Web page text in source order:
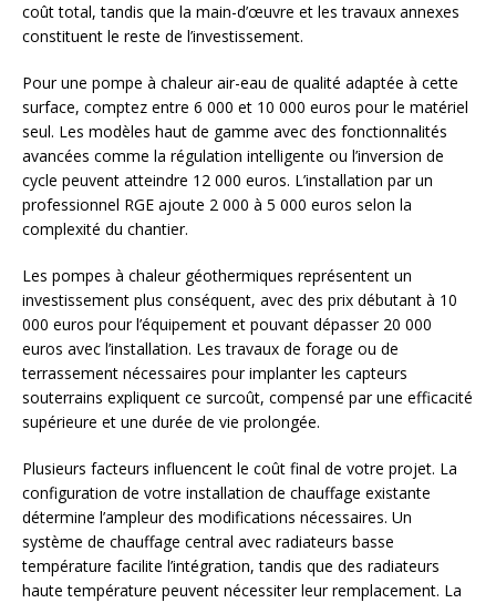
coût total, tandis que la main-d’œuvre et les travaux annexes
constituent le reste de l’investissement.
Pour une pompe à chaleur air-eau de qualité adaptée à cette
surface, comptez entre 6 000 et 10 000 euros pour le matériel
seul. Les modèles haut de gamme avec des fonctionnalités
avancées comme la régulation intelligente ou l’inversion de
cycle peuvent atteindre 12 000 euros. L’installation par un
professionnel RGE ajoute 2 000 à 5 000 euros selon la
complexité du chantier.
Les pompes à chaleur géothermiques représentent un
investissement plus conséquent, avec des prix débutant à 10
000 euros pour l’équipement et pouvant dépasser 20 000
euros avec l’installation. Les travaux de forage ou de
terrassement nécessaires pour implanter les capteurs
souterrains expliquent ce surcoût, compensé par une efficacité
supérieure et une durée de vie prolongée.
Plusieurs facteurs influencent le coût final de votre projet. La
configuration de votre installation de chauffage existante
détermine l’ampleur des modifications nécessaires. Un
système de chauffage central avec radiateurs basse
température facilite l’intégration, tandis que des radiateurs
haute température peuvent nécessiter leur remplacement. La